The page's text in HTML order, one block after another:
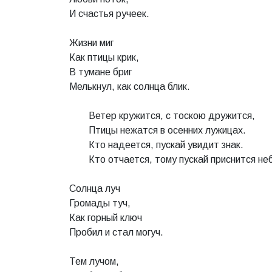
И счастья ручеек.
Жизни миг
Как птицы крик,
В тумане бриг
Мелькнул, как солнца блик.
Ветер кружится, с тоскою дружится,
Птицы нежатся в осенних лужицах.
Кто надеется, пускай увидит знак.
Кто отчается, тому пускай приснится
Солнца луч
Громады туч,
Как горный ключ
Пробил и стал могуч.
Тем лучом,